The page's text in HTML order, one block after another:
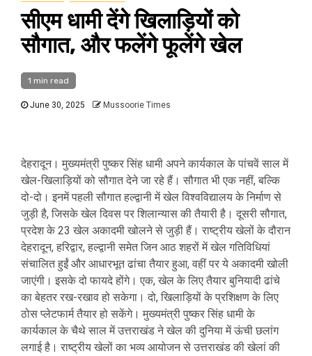
सीएम धामी देंगे खिलाड़ियों को
सौगात, और फलेंगे फूलेंगे खेल
1 min read
June 30, 2025 Mussoorie Times
देहरादून। मुख्यमंत्री पुष्कर सिंह धामी अपने कार्यकाल के पांचवें साल में
खेल-खिलाड़ियों को सौगात देने जा रहे हैं। सौगात भी एक नहीं, बल्कि
दो-दो। इनमें पहली सौगात हल्द्वानी में खेल विश्वविद्यालय के निर्माण से
जुड़ी है, जिसके खेल दिवस पर शिलान्यास की तैयारी है। दूसरी सौगात,
प्रदेश के 23 खेल अकादमी खोलने से जुड़ी हैं। राष्ट्रीय खेलों के दौरान
देहरादून, हरिद्वार, हल्द्वानी समेत जिन आठ शहरों में खेल गतिविधियां
संचालित हुईं और आधारभूत ढांचा तैयार हुआ, वहीं पर ये अकादमी खोली
जाएंगी। इसके दो फायदे होंगे। एक, खेल के लिए तैयार बुनियादी ढांचे
का बेहतर रख-रखाव हो सकेगा। दो, खिलाड़ियों के प्रशिक्षण के लिए
ठोस प्लेटफार्म तैयार हो सकेंगे। मुख्यमंत्री पुष्कर सिंह धामी के
कार्यकाल के चैथे साल में उत्तराखंड ने खेल की दुनिया में ऊंची छलांग
लगाई है। राष्ट्रीय खेलों का भव्य आयोजन से उत्तराखंड की खेलां की